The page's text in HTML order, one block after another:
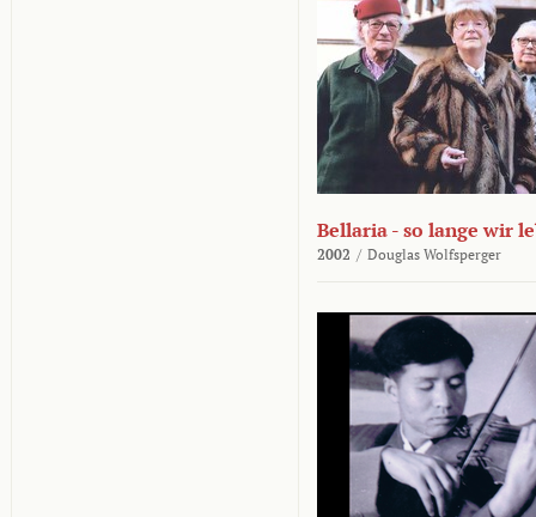
Bellaria - so lange wir
2002 / Douglas Wolfsperger